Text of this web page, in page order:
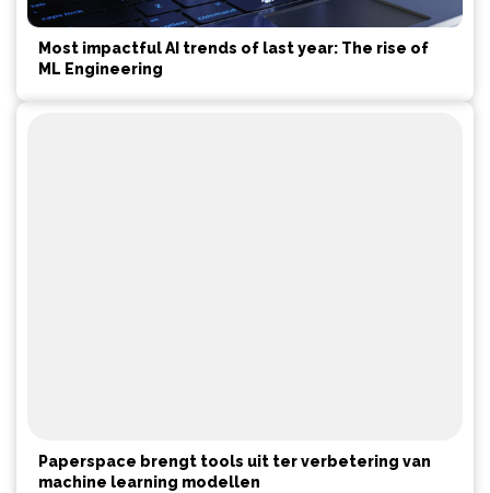
Most impactful AI trends of last year: The rise of
ML Engineering
Paperspace brengt tools uit ter verbetering van
machine learning modellen